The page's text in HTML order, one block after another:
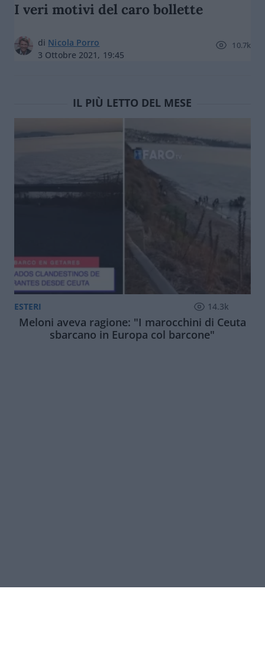
I veri motivi del caro bollette
di Nicola Porro
3 Ottobre 2021, 19:45
10.7k
IL PIÙ LETTO DEL MESE
ESTERI 14.3k
Meloni aveva ragione: "I marocchini di Ceuta
sbarcano in Europa col barcone"